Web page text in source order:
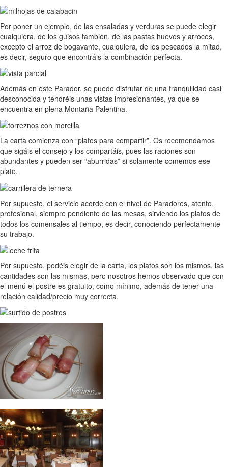
Por poner un ejemplo, de las ensaladas y verduras se puede elegir
cualquiera, de los guisos también, de las pastas huevos y arroces,
excepto el arroz de bogavante, cualquiera, de los pescados la mitad,
es decir, seguro que encontráis la combinación perfecta.
Además en éste Parador, se puede disfrutar de una tranquilidad casi
desconocida y tendréis unas vistas impresionantes, ya que se
encuentra en plena Montaña Palentina.
La carta comienza con “platos para compartir”. Os recomendamos
que sigáis el consejo y los compartáis, pues las raciones son
abundantes y pueden ser “aburridas” si solamente comemos ese
plato.
Por supuesto, el servicio acorde con el nivel de Paradores, atento,
profesional, siempre pendiente de las mesas, sirviendo los platos de
todos los comensales al tiempo, es decir, conociendo perfectamente
su trabajo.
Por supuesto, podéis elegir de la carta, los platos son los mismos, las
cantidades son las mismas, pero nosotros hemos observado que con
el menú el postre es gratuito, como mínimo, además de tener una
relación calidad/precio muy correcta.